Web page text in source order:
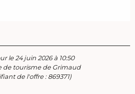
le 24 juin 2026 à 10:50
de tourisme de Grimaud
de l'offre :869371)